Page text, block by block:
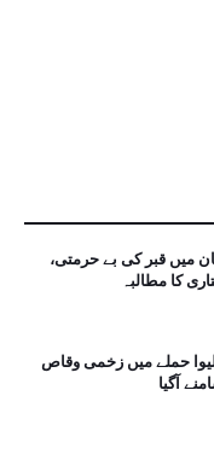
میں قبر کی بے حرمتی،
کا مطالبہ
حملے میں زخمی وقاص
آگیا